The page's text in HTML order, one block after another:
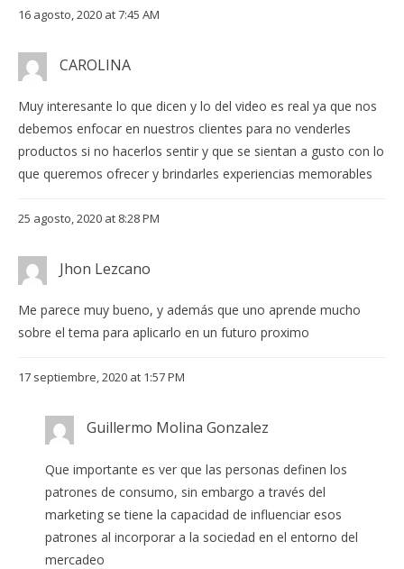
16 agosto, 2020 at 7:45 AM
CAROLINA
Muy interesante lo que dicen y lo del video es real ya que nos
debemos enfocar en nuestros clientes para no venderles
productos si no hacerlos sentir y que se sientan a gusto con lo
que queremos ofrecer y brindarles experiencias memorables
25 agosto, 2020 at 8:28 PM
Jhon Lezcano
Me parece muy bueno, y además que uno aprende mucho
sobre el tema para aplicarlo en un futuro proximo
17 septiembre, 2020 at 1:57 PM
Guillermo Molina Gonzalez
Que importante es ver que las personas definen los
patrones de consumo, sin embargo a través del
marketing se tiene la capacidad de influenciar esos
patrones al incorporar a la sociedad en el entorno del
mercadeo